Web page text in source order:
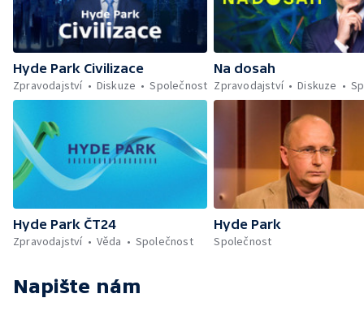
Hyde Park Civilizace
Zpravodajství
Diskuze Společnost
Na dosah
Zpravodajství
Diskuze
Hyde Park ČT24
Zpravodajství
Věda Společnost
Hyde Park
Společnost
Napište nám